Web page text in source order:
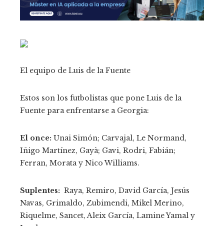
El equipo de Luis de la Fuente
Estos son los futbolistas que pone Luis de la
Fuente para enfrentarse a Georgia:
El once: Unai Simón; Carvajal, Le Normand,
Iñigo Martínez, Gayà; Gavi, Rodri, Fabián;
Ferran, Morata y Nico Williams.
Suplentes: Raya, Remiro, David García, Jesús
Navas, Grimaldo, Zubimendi, Mikel Merino,
Riquelme, Sancet, Aleix García, Lamine Yamal y